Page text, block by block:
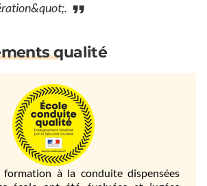
qualité
formation à la conduite dispensées